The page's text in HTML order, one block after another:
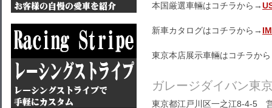
本国厳選車輛はコチラから→
新車カタログはコチラから→
東京本店展示車輛はコチラか
ガレージダイバン東
東京都江戸川区一之江8-4-5